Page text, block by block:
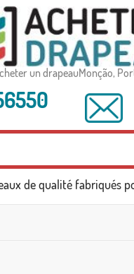
un drapeauMonção,
de qualité fabriqués